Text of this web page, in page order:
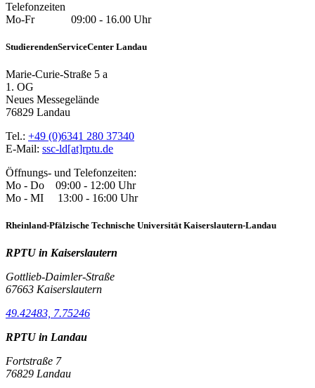
Telefonzeiten
Mo-Fr 09:00 - 16.00 Uhr
StudierendenServiceCenter Landau
Marie-Curie-Straße 5 a
1. OG
Neues Messegelände
76829 Landau
Tel.: +49 (0)6341 280 37340
E-Mail: ssc-ld[at]rptu.de
Öffnungs- und Telefonzeiten:
Mo - Do 09:00 - 12:00 Uhr
Mo - MI 13:00 - 16:00 Uhr
Rheinland-Pfälzische Technische Universität Kaiserslautern-Landau
RPTU in Kaiserslautern
Gottlieb-Daimler-Straße
67663 Kaiserslautern
49.42483, 7.75246
RPTU in Landau
Fortstraße 7
76829 Landau